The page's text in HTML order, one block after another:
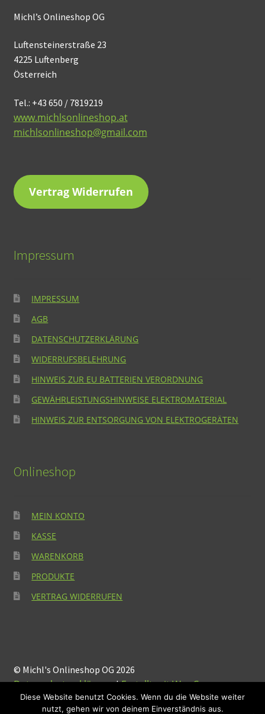
Michl’s Onlineshop OG
Luftensteinerstraße 23
4225 Luftenberg
Österreich
Tel.: +43 650 / 7819219
www.michlsonlineshop.at
michlsonlineshop@gmail.com
Vertrag Widerrufen
Impressum
IMPRESSUM
AGB
DATENSCHUTZERKLÄRUNG
WIDERRUFSBELEHRUNG
HINWEIS ZUR EU BATTERIEN VERORDNUNG
GEWÄHRLEISTUNGSHINWEISE ELEKTROMATERIAL
HINWEIS ZUR ENTSORGUNG VON ELEKTROGERÄTEN
Onlineshop
MEIN KONTO
KASSE
WARENKORB
PRODUKTE
VERTRAG WIDERRUFEN
© Michl's Onlineshop OG 2026
Datenschutzerklärung Erstellt mit WooCommerce.
Diese Website benutzt Cookies. Wenn du die Website weiter
nutzt, gehen wir von deinem Einverständnis aus.